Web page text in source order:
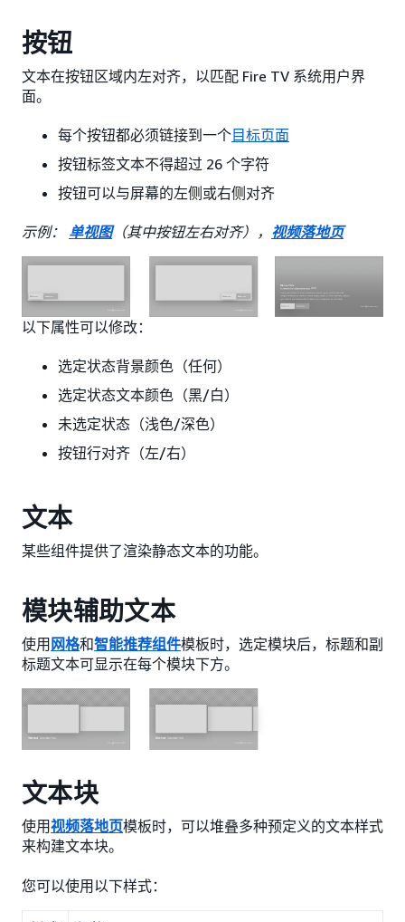
按钮
文本在按钮区域内左对齐，以匹配 Fire TV 系统用户界
面。
每个按钮都必须链接到一个目标页面
按钮标签文本不得超过 26 个字符
按钮可以与屏幕的左侧或右侧对齐
示例： 单视图（其中按钮左右对齐）， 视频落地页
以下属性可以修改：
选定状态背景颜色（任何）
选定状态文本颜色（黑/白）
未选定状态（浅色/深色）
按钮行对齐（左/右）
文本
某些组件提供了渲染静态文本的功能。
模块辅助文本
使用 网格和智能推荐组件模板时，选定模块后，标题和副
标题文本可显示在每个模块下方。
文本块
使用视频落地页模板时，可以堆叠多种预定义的文本样式
来构建文本块。
您可以使用以下样式：